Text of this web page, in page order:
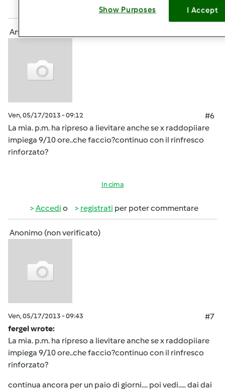
registratiper poter commentare
Anonimo (non verificato)
Ven, 05/17/2013 - 09:12
#6
La mia. p.m. ha ripreso a lievitare anche se x raddopiiare
impiega 9/10 ore..che faccio?continuo con il rinfresco
rinforzato?
In cima
Accedi o registrati per poter commentare
Anonimo (non verificato)
Ven, 05/17/2013 - 09:43
#7
fergel wrote:
La mia. p.m. ha ripreso a lievitare anche se x raddopiiare
impiega 9/10 ore..che faccio?continuo con il rinfresco
rinforzato?
continua ancora per un paio di giorni.... poi vedi..... dai dai
Show Purposes I Accept